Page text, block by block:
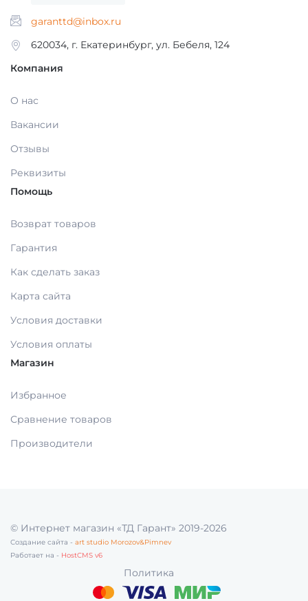
ДЕЗИНФИЦИРУЮЩИЕ СРЕДСТВА,
АНТИСЕПТИКИ
ШЛИФОВАНИЯ РЕСТАВРАЦИЙ
ПОДКЛАДОЧНЫЕ МАТЕРИАЛЫ
МАТЕРИАЛЫ ДЛЯ ЭНДОДОНТИЧЕСКОГО
МАТЕРИАЛЫ ДЛЯ ФИКСАЦИИ НЕ ПРЯМЫХ
РЕСТАВРАЦИЙ
СНЯТИЯ СЛЕПКОВ
МАТЕРИАЛЫ И ПРИНАДЛЕЖНОСТИ ДЛЯ
ПОЛЯ
ПРОВОЛОКА, ГИЛЬЗЫ, ШИНЫ, КЛАММЕРА
(без срока)
УТИЛИЗАЦИЯ ОТХОДОВ
ЛИТЕЙНОЕ ОБОРУДОВАНИЕ / ИНСТРУМЕНТЫ
CAD/CAM
ПЕСКОСТРУЙНОЕ ОБОРУДОВАНИЕ
ОБОРУДОВАНИЕ ЗУБОТЕХНИЧЕСКОЕ
garanttd@inbox.ru
620034, г. Екатеринбург, ул. Бебеля, 124
Компания
О нас
Вакансии
Отзывы
Реквизиты
Помощь
Возврат товаров
Гарантия
Как сделать заказ
Карта сайта
Условия доставки
Условия оплаты
Магазин
Избранное
Сравнение товаров
Производители
© Интернет магазин «ТД Гарант» 2019-2026
Создание сайта - art studio Morozov&Pimnev
Работает на - HostCMS v6
Политика